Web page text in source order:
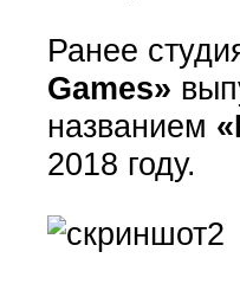
Ранее
Games»
названием
2018 году.